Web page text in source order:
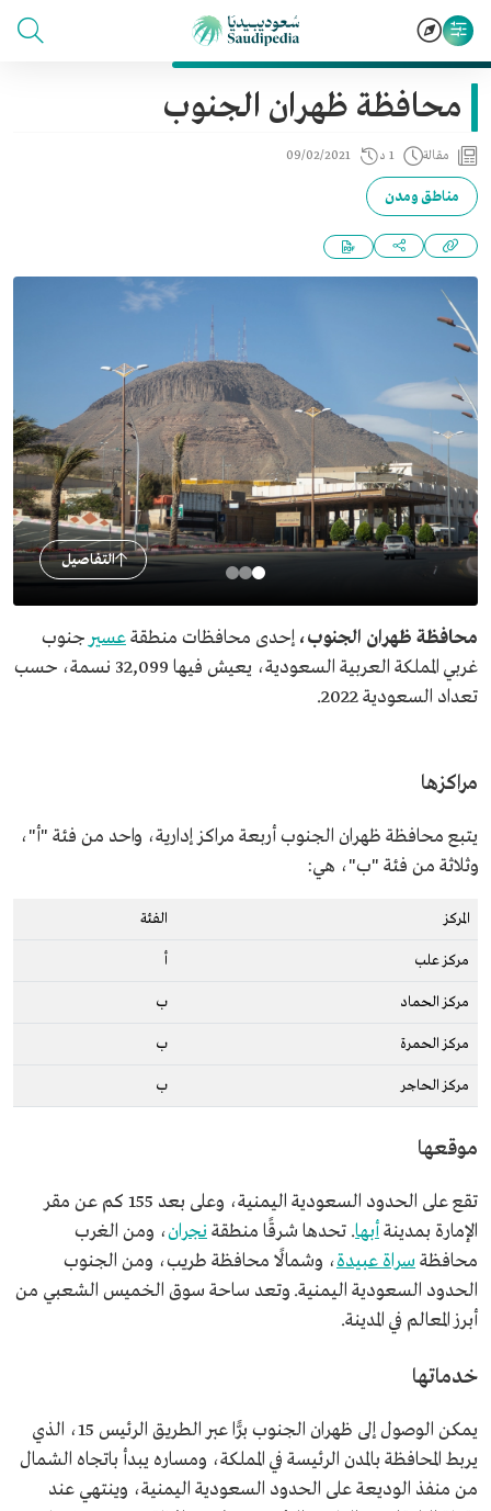
محافظة ظهران الجنوب
مقالة 1 د 09/02/2021
مناطق ومدن
التفاصيل
محافظة ظهران الجنوب،إحدى محافظات منطقةعسير جنوب
غربي المملكة العربية السعودية، يعيش فيها 32,099 نسمة، حسب
تعداد السعودية 2022.
مراكزها
يتبع محافظة ظهران الجنوب أربعة مراكز إدارية، واحد من فئة "أ"،
وثلاثة من فئة "ب"، هي:
المركز الفئة
مركز علب أ
مركز الحماد ب
مركز الحمرة ب
مركز الحاجر ب
موقعها
تقع على الحدود السعودية اليمنية، وعلى بعد 155 كم عن مقر
الإمارة بمدينة أبها. تحدها شرقًا منطقة نجران، ومن الغرب
محافظة سراة عبيدة، وشمالًا محافظة طريب، ومن الجنوب
الحدود السعودية اليمنية. وتعد ساحة سوق الخميس الشعبي من
أبرز المعالم في المدينة.
خدماتها
يمكن الوصول إلى ظهران الجنوب برًّا عبر الطريق الرئيس 15، الذي
يربط المحافظة بالمدن الرئيسة في المملكة، ومساره يبدأ باتجاه الشمال
من منفذ الوديعة على الحدود السعودية اليمنية، وينتهي عند